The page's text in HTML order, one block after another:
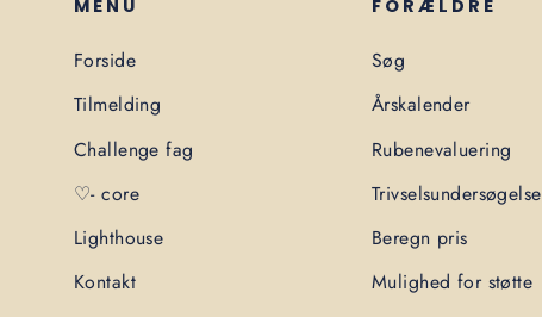
MENU
Forside
Tilmelding
Challenge fag
♡- core
Lighthouse
Kontakt
FORÆLDRE
Søg
Årskalender
Rubenevaluering
Trivselsundersøgelse
Beregn pris
Mulighed for støtte